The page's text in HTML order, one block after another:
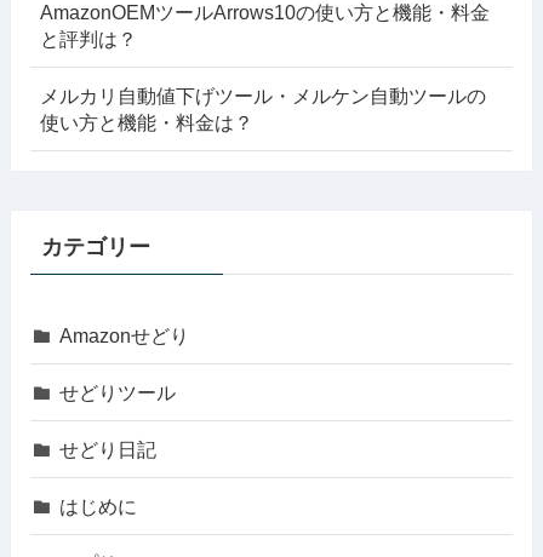
AmazonOEMツールArrows10の使い方と機能・料金
と評判は？
メルカリ自動値下げツール・メルケン自動ツールの
使い方と機能・料金は？
カテゴリー
Amazonせどり
せどりツール
せどり日記
はじめに